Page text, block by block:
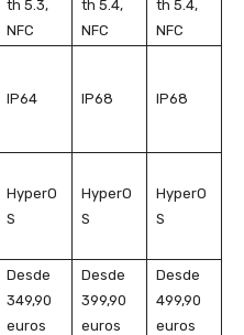
th 5.3,
NFC
th 5.4,
NFC
th 5.4,
NFC
IP64 IP68 IP68
HyperO
S
HyperO
S
HyperO
S
Desde
349,90
euros
Desde
399,90
euros
Desde
499,90
euros